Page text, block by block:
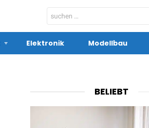
Search
for:
Elektronik Modellbau
BELIEBT